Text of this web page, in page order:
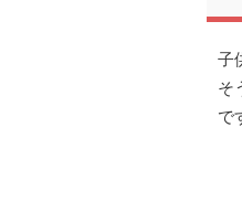
子
そ
で